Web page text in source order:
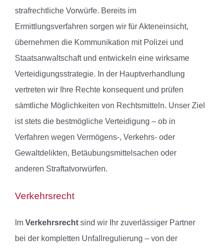
strafrechtliche Vorwürfe. Bereits im
Ermittlungsverfahren sorgen wir für Akteneinsicht,
übernehmen die Kommunikation mit Polizei und
Staatsanwaltschaft und entwickeln eine wirksame
Verteidigungsstrategie. In der Hauptverhandlung
vertreten wir Ihre Rechte konsequent und prüfen
sämtliche Möglichkeiten von Rechtsmitteln. Unser Ziel
ist stets die bestmögliche Verteidigung – ob in
Verfahren wegen Vermögens-, Verkehrs- oder
Gewaltdelikten, Betäubungsmittelsachen oder
anderen Straftatvorwürfen.
Verkehrsrecht
Im Verkehrsrecht sind wir Ihr zuverlässiger Partner
bei der kompletten Unfallregulierung – von der